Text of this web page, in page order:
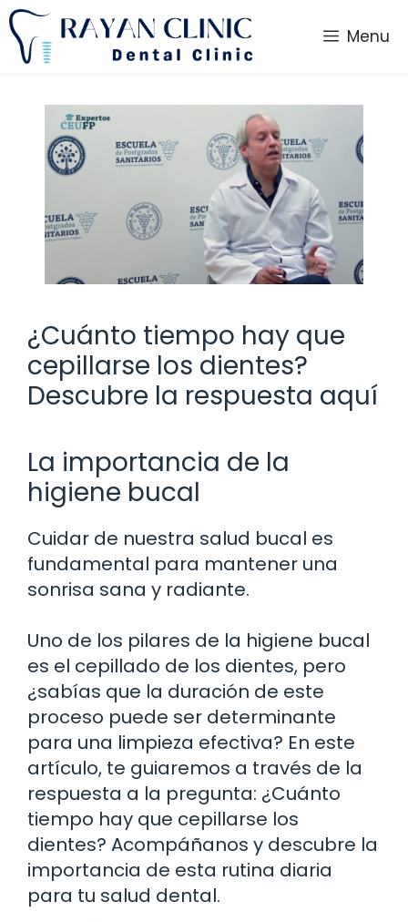
Saltar
al
contenido
Menu
¿Cuánto tiempo hay que
cepillarse los dientes?
Descubre la respuesta aquí
La importancia de la
higiene bucal
Cuidar de nuestra salud bucal es
fundamental para mantener una
sonrisa sana y radiante.
Uno de los pilares de la higiene bucal
es el cepillado de los dientes, pero
¿sabías que la duración de este
proceso puede ser determinante
para una limpieza efectiva? En este
artículo, te guiaremos a través de la
respuesta a la pregunta: ¿Cuánto
tiempo hay que cepillarse los
dientes? Acompáñanos y descubre la
importancia de esta rutina diaria
para tu salud dental.